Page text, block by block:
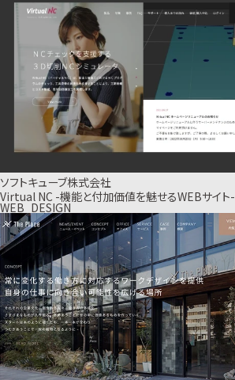
ソフトキューブ株式会社
Virtual NC -機能と付加価値を魅せるWEBサイト-
WEB_DESIGN